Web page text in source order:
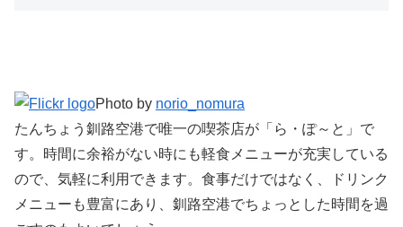
Photo by norio_nomura
たんちょう釧路空港で唯一の喫茶店が「ら・ぽ～と」で
す。時間に余裕がない時にも軽食メニューが充実している
ので、気軽に利用できます。食事だけではなく、ドリンク
メニューも豊富にあり、釧路空港でちょっとした時間を過